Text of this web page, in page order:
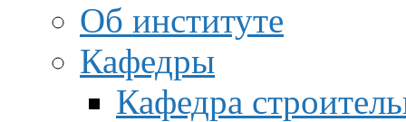
Об институте
Кафедры
Кафедра